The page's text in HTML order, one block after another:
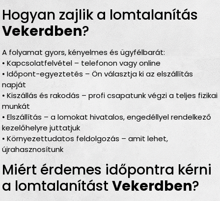
Hogyan zajlik a lomtalanítás
Vekerdben?
A folyamat gyors, kényelmes és ügyfélbarát:
• Kapcsolatfelvétel – telefonon vagy online
• Időpont-egyeztetés – Ön választja ki az elszállítás
napját
• Kiszállás és rakodás – profi csapatunk végzi a teljes fizikai
munkát
• Elszállítás – a lomokat hivatalos, engedéllyel rendelkező
kezelőhelyre juttatjuk
• Környezettudatos feldolgozás – amit lehet,
újrahasznosítunk
Miért érdemes időpontra kérni
a lomtalanítástVekerdben?